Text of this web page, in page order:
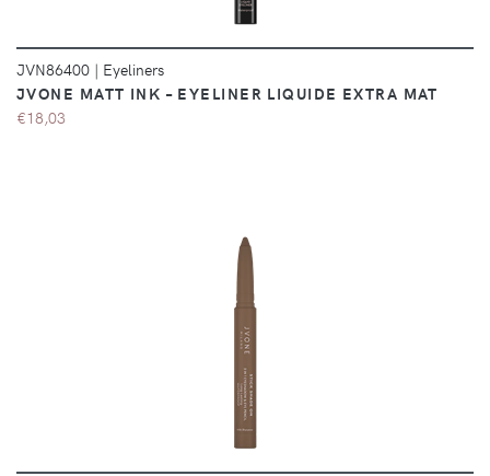
JVN86400 | Eyeliners
JVONE MATT INK – EYELINER LIQUIDE EXTRA MAT
€18,03